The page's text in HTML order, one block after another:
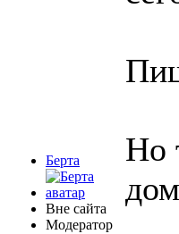
Берта
Вне сайта
Модератор
Но